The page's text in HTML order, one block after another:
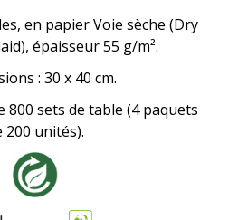
en papierVoie sèche (Dry
épaisseur 55 g/m².
: 30 x 40 cm.
800 sets de table (4 paquets
200 unités).